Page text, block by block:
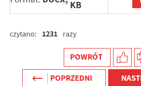
KB
czytano: 1231 razy
POWRÓT
POPRZEDNI